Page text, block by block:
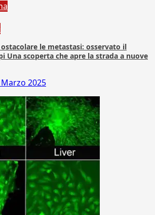
ostacolare le metastasi: osservato il
Una scoperta che apre la strada a nuove
Marzo 2025